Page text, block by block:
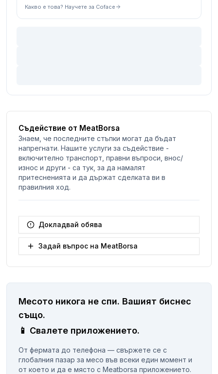
Какво е това? Научете за Coface
Съдействие от MeatBorsa
Знаем, че последните стъпки могат да бъдат
напрегнати. Нашите услуги за съдействие -
включително транспорт, правни въпроси, внос/
износ и други - са тук, за да намалят
притесненията и да държат сделката ви в
правилния ход.
Докладвай обява
Задай въпрос на MeatBorsa
Месото никога не спи. Вашият биснес
същo.
📱 Свалете приложението.
От фермата до телефона — свържете се с
глобалния пазар за месо във всеки един момент и
от което и да е място с Meatborsa приложението.